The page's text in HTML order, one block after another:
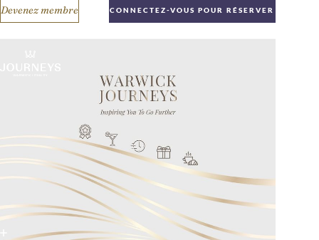
Devenez membre CONNECTEZ-VOUS POUR RÉSERVER